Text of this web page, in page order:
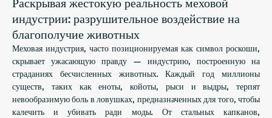
индустрии: разрушительное воздействие на
благополучие животных
Меховая индустрия, часто позиционируемая как символ роскоши,
скрывает ужасающую правду — индустрию, построенную на
страданиях бесчисленных животных. Каждый год миллионы
существ, таких как еноты, койоты, рыси и выдры, терпят
невообразимую боль в ловушках, предназначенных для того, чтобы
калечить и убивать ради моды. От стальных капканов,